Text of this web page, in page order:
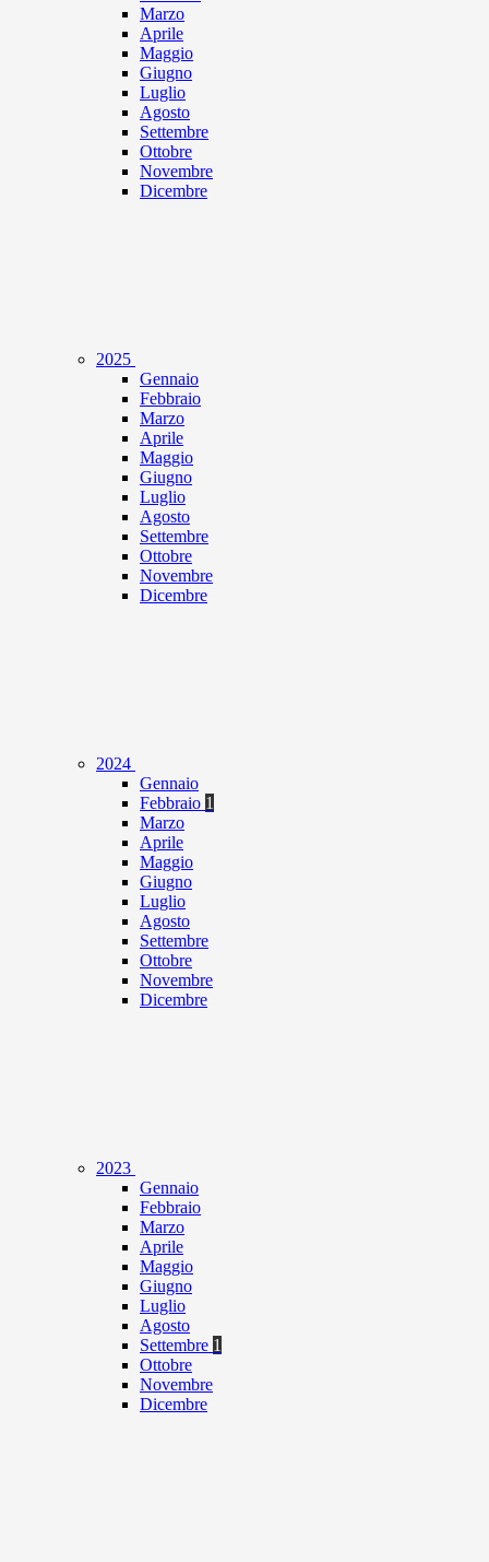
Marzo
Aprile
Maggio
Giugno
Luglio
Agosto
Settembre
Ottobre
Novembre
Dicembre
2025
Gennaio
Febbraio
Marzo
Aprile
Maggio
Giugno
Luglio
Agosto
Settembre
Ottobre
Novembre
Dicembre
2024
Gennaio
Febbraio 1
Marzo
Aprile
Maggio
Giugno
Luglio
Agosto
Settembre
Ottobre
Novembre
Dicembre
2023
Gennaio
Febbraio
Marzo
Aprile
Maggio
Giugno
Luglio
Agosto
Settembre 1
Ottobre
Novembre
Dicembre